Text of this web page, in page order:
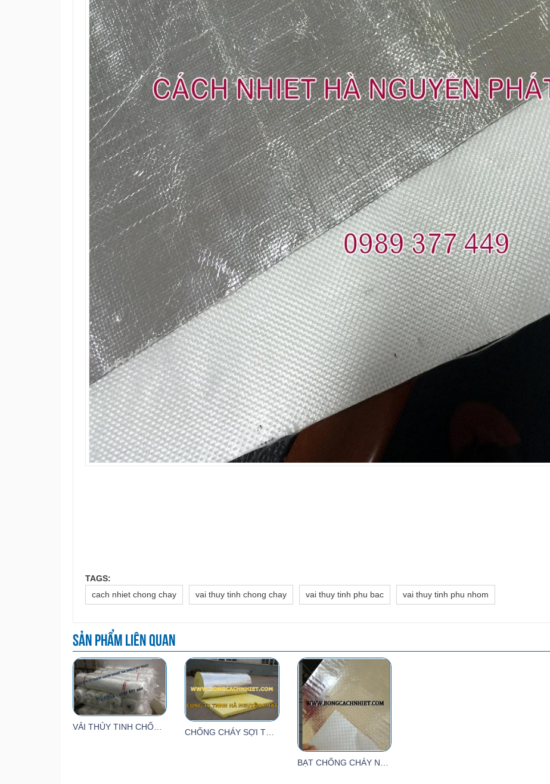
TAGS:
cach nhiet chong chay
vai thuy tinh chong chay vai thuy tinh phu bac vai thuy tinh phu nhom
Sản phẩm liên quan
VẢI THỦY TINH CHỐNG CHÁY
BẠT CHỐNG CHÁY NFR1